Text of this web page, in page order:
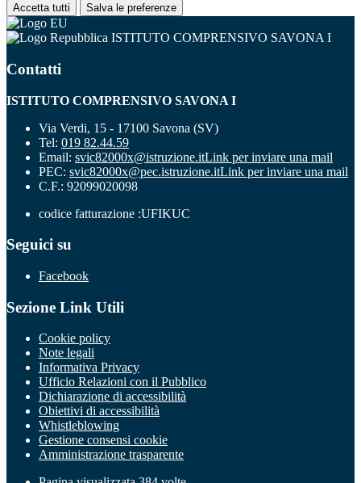
Accetta tutti Salva le preferenze
ISTITUTO COMPRENSIVO SAVONA I
Contatti
ISTITUTO COMPRENSIVO SAVONA I
Via Verdi, 15 - 17100 Savona (SV)
Tel: 019 82.44.59
Email: svic82000x@istruzione.itLink per inviare una mail
PEC: svic82000x@pec.istruzione.itLink per inviare una mail
C.F.: 92099020098
codice fatturazione :UFIKUC
Seguici su
Facebook
Sezione Link Utili
Cookie policy
Note legali
Informativa Privacy
Ufficio Relazioni con il Pubblico
Dichiarazione di accessibilità
Obiettivi di accessibilità
Whistleblowing
Gestione consensi cookie
Amministrazione trasparente